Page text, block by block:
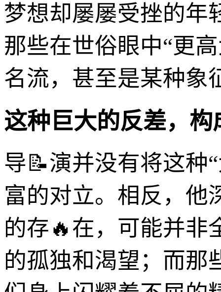
梦想却屡屡受挫的年
那些在世俗眼中“更
名流，甚至是某种象
这种巨大的反差，
导📝演并没有将这种
富的对立。相反，他
的存🔥在，可能并非
的孤独和渴望；而那